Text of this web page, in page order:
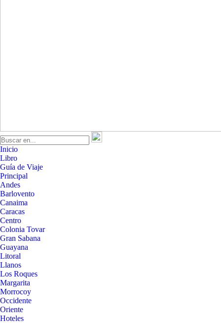
Inicio
Libro
Guía de Viaje
Principal
Andes
Barlovento
Canaima
Caracas
Centro
Colonia Tovar
Gran Sabana
Guayana
Litoral
Llanos
Los Roques
Margarita
Morrocoy
Occidente
Oriente
Hoteles